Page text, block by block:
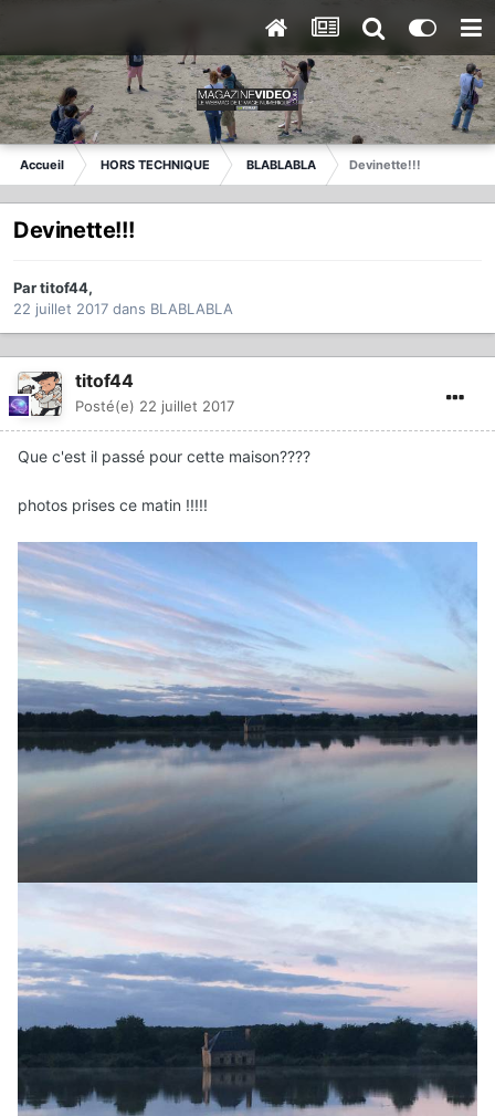
Accueil HORS TECHNIQUE BLABLABLA Devinette!!!
Devinette!!!
Partitof44,
22 juillet 2017 dans BLABLABLA
titof44
Posté(e) 22 juillet 2017
Que c'est il passé pour cette maison????
photos prises ce matin !!!!!